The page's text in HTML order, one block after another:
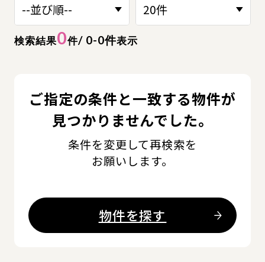
検索結果0件/ 0-0件表示
ご指定の条件と一致する物件が
見つかりませんでした。
条件を変更して再検索を
お願いします。
物件を探す